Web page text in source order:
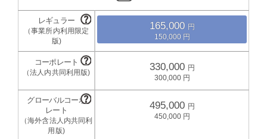
165,000
150,000
330,000
300,000
495,000
450,000